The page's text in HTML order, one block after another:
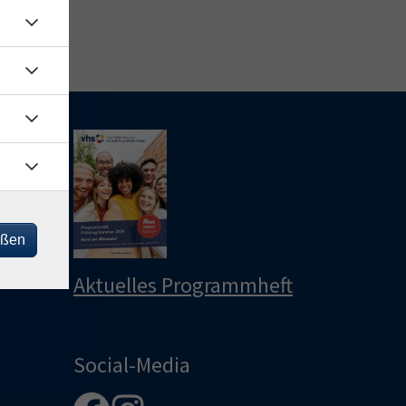
Aktuelles Programmheft
Social-Media